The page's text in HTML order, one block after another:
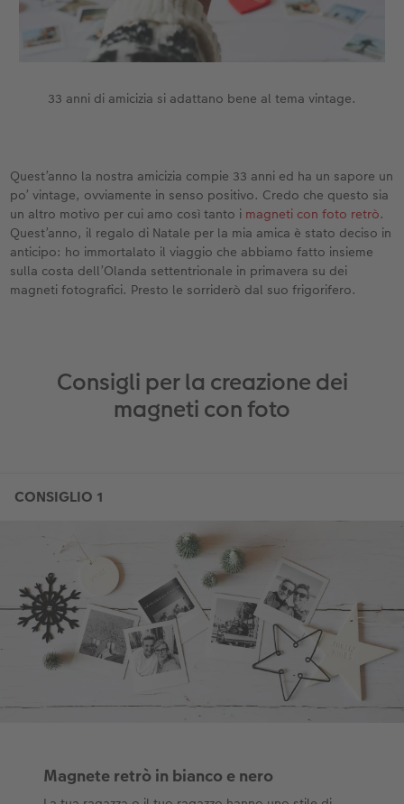
33 anni di amicizia si adattano bene al tema vintage.
Quest’anno la nostra amicizia compie 33 anni ed ha un sapore un
po’ vintage, ovviamente in senso positivo. Credo che questo sia
un altro motivo per cui amo così tanto i magneti con foto retrò.
Quest’anno, il regalo di Natale per la mia amica è stato deciso in
anticipo: ho immortalato il viaggio che abbiamo fatto insieme
sulla costa dell’Olanda settentrionale in primavera su dei
magneti fotografici. Presto le sorriderò dal suo frigorifero.
Consigli per la creazione dei
magneti con foto